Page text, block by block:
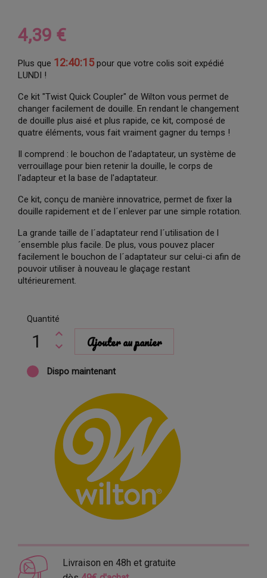
4,39 €
Plus que 12:40:15pour que votre colis soit expédié
LUNDI !
Ce kit "Twist Quick Coupler" de Wilton vous permet de
changer facilement de douille. En rendant le changement
de douille plus aisé et plus rapide, ce kit, composé de
quatre éléments, vous fait vraiment gagner du temps !
Il comprend : le bouchon de l'adaptateur, un système de
verrouillage pour bien retenir la douille, le corps de
l'adapteur et la base de l'adaptateur.
Ce kit, conçu de manière innovatrice, permet de fixer la
douille rapidement et de l´enlever par une simple rotation.
La grande taille de l´adaptateur rend l´utilisation de l
´ensemble plus facile. De plus, vous pouvez placer
facilement le bouchon de l´adaptateur sur celui-ci afin de
pouvoir utiliser à nouveau le glaçage restant
ultérieurement.
Quantité
Ajouter au panier
Dispo maintenant
Livraison en 48h et gratuite